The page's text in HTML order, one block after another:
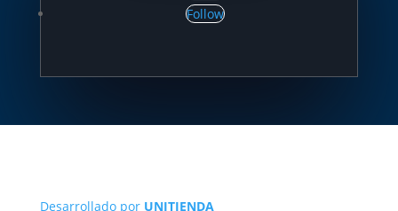
Follow
Desarrollado por UNITIENDA